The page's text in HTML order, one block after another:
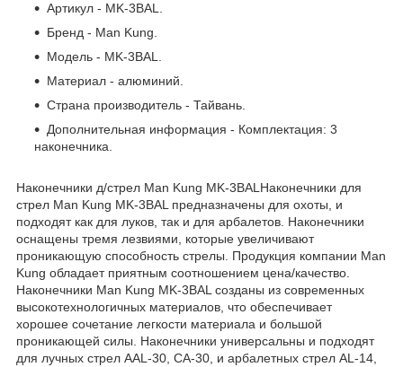
Артикул - MK-3BAL.
Бренд - Man Kung.
Модель - MK-3BAL.
Материал - алюминий.
Страна производитель - Тайвань.
Дополнительная информация - Комплектация: 3
наконечника.
Наконечники д/стрел Man Kung MK-3BALНаконечники для
стрел Man Kung MK-3BAL предназначены для охоты, и
подходят как для луков, так и для арбалетов. Наконечники
оснащены тремя лезвиями, которые увеличивают
проникающую способность стрелы. Продукция компании Man
Kung обладает приятным соотношением цена/качество.
Наконечники Man Kung MK-3BAL созданы из современных
высокотехнологичных материалов, что обеспечивает
хорошее сочетание легкости материала и большой
проникающей силы. Наконечники универсальны и подходят
для лучных стрел AAL-30, CA-30, и арбалетных стрел AL-14,